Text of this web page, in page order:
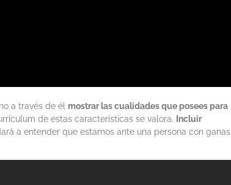
a través de él mostrar las cualidades que posees para
de estas características se valora.
Incluir
a entender que estamos ante una persona con ganas